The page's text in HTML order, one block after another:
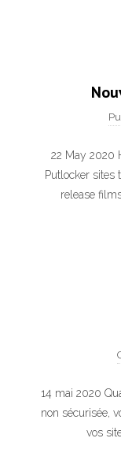
22 May 2020
Putlocker sites
release
14 mai 2020
non sécurisée,
vos